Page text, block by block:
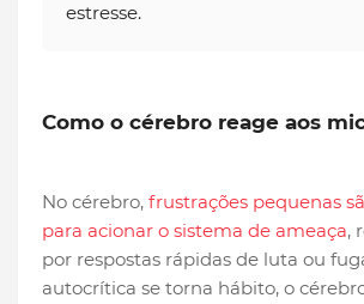
estresse.
Como o cérebro reage aos
No cérebro, frustrações pequenas
para acionar o sistema de ameaça,
por respostas rápidas de luta ou
autocrítica se torna hábito, o